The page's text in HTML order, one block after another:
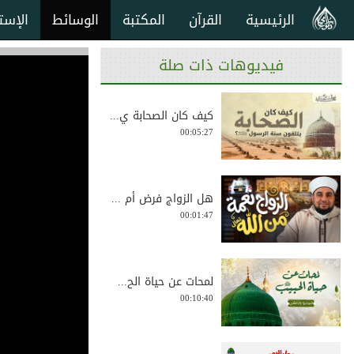
الوسائط المكتبة القرآن الرئيسية
فيديوهات ذات صلة
كيف كان الصحابة ي...
00:05:27
هل الزواج فرض أم ...
00:01:47
لمحات عن حياة الح...
00:10:40